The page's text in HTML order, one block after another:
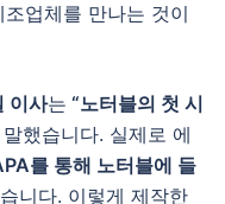
업체를 만나는 것이
이사는 “노터블의 첫 시
했습니다. 실제로 에
를 통해 노터블에 들
니다. 이렇게 제작한